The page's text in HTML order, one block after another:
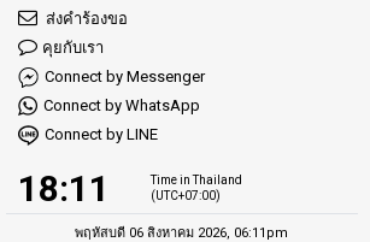
ส่งคำร้องขอ
คุยกับเรา
Connect by Messenger
Connect by WhatsApp
Connect by LINE
18:11
Time in Thailand
(UTC+07:00)
พฤหัสบดี 06 สิงหาคม 2026, 06:11pm